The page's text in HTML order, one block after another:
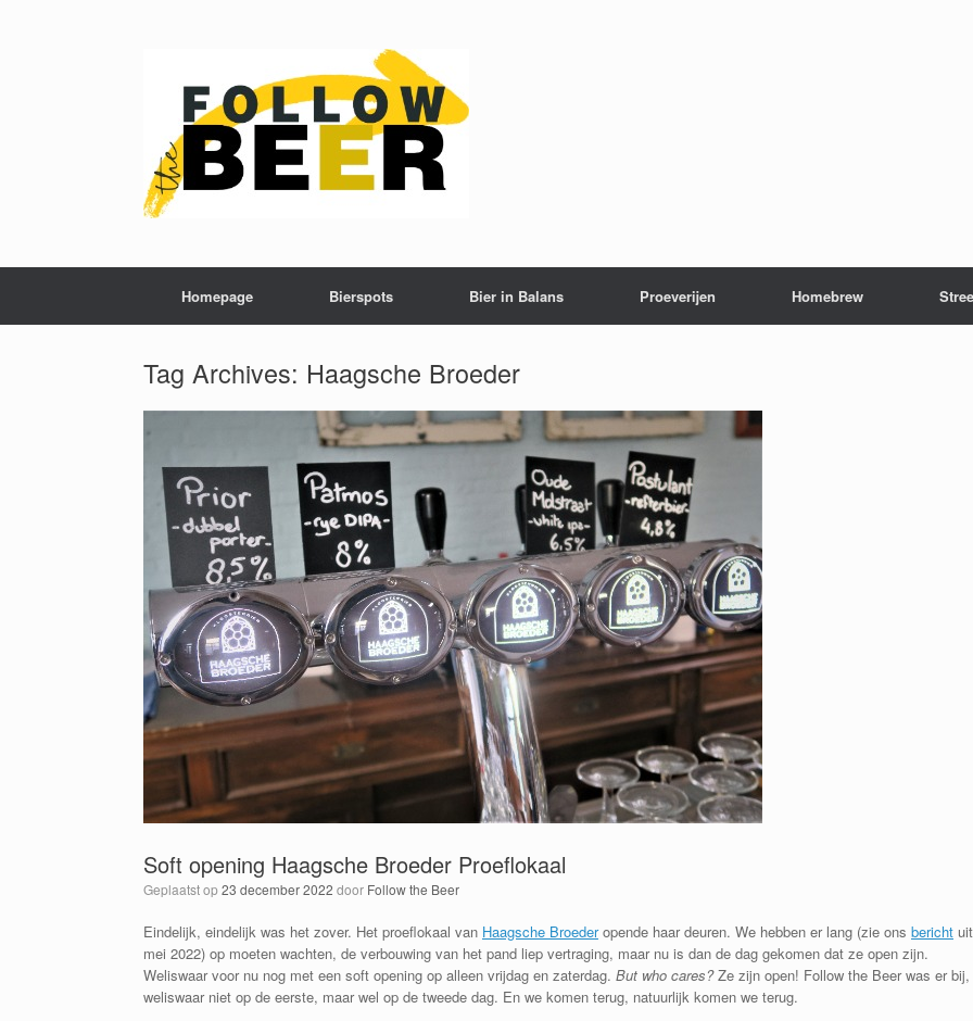
Homepage Bierspots Bier in Balans Proeverijen Homebrew
Tag Archives: Haagsche Broeder
Soft opening Haagsche Broeder Proeflokaal
Geplaatst op23 december 2022 door Follow the Beer
Eindelijk, eindelijk was het zover. Het proeflokaal van Haagsche Broederopende haar deuren. We hebben er lang (zie ons bericht uit
mei 2022) op moeten wachten, de verbouwing van het pand liep vertraging, maar nu is dan de dag gekomen dat ze open zijn.
Weliswaar voor nu nog met een soft opening op alleen vrijdag en zaterdag. But who cares?Ze zijn open! Follow the Beer was er bij,
weliswaar niet op de eerste, maar wel op de tweede dag. En we komen terug, natuurlijk komen we terug.